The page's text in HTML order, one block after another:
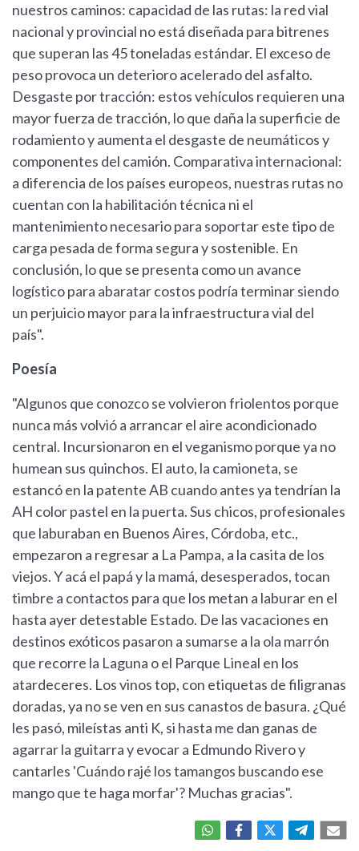
nuestros caminos: capacidad de las rutas: la red vial
nacional y provincial no está diseñada para bitrenes
que superan las 45 toneladas estándar. El exceso de
peso provoca un deterioro acelerado del asfalto.
Desgaste por tracción: estos vehículos requieren una
mayor fuerza de tracción, lo que daña la superficie de
rodamiento y aumenta el desgaste de neumáticos y
componentes del camión. Comparativa internacional:
a diferencia de los países europeos, nuestras rutas no
cuentan con la habilitación técnica ni el
mantenimiento necesario para soportar este tipo de
carga pesada de forma segura y sostenible. En
conclusión, lo que se presenta como un avance
logístico para abaratar costos podría terminar siendo
un perjuicio mayor para la infraestructura vial del
país".
Poesía
"Algunos que conozco se volvieron friolentos porque
nunca más volvió a arrancar el aire acondicionado
central. Incursionaron en el veganismo porque ya no
humean sus quinchos. El auto, la camioneta, se
estancó en la patente AB cuando antes ya tendrían la
AH color pastel en la puerta. Sus chicos, profesionales
que laburaban en Buenos Aires, Córdoba, etc.,
empezaron a regresar a La Pampa, a la casita de los
viejos. Y acá el papá y la mamá, desesperados, tocan
timbre a contactos para que los metan a laburar en el
hasta ayer detestable Estado. De las vacaciones en
destinos exóticos pasaron a sumarse a la ola marrón
que recorre la Laguna o el Parque Lineal en los
atardeceres. Los vinos top, con etiquetas de filigranas
doradas, ya no se ven en sus canastos de basura. ¿Qué
les pasó, mileístas anti K, si hasta me dan ganas de
agarrar la guitarra y evocar a Edmundo Rivero y
cantarles 'Cuándo rajé los tamangos buscando ese
mango que te haga morfar'? Muchas gracias".